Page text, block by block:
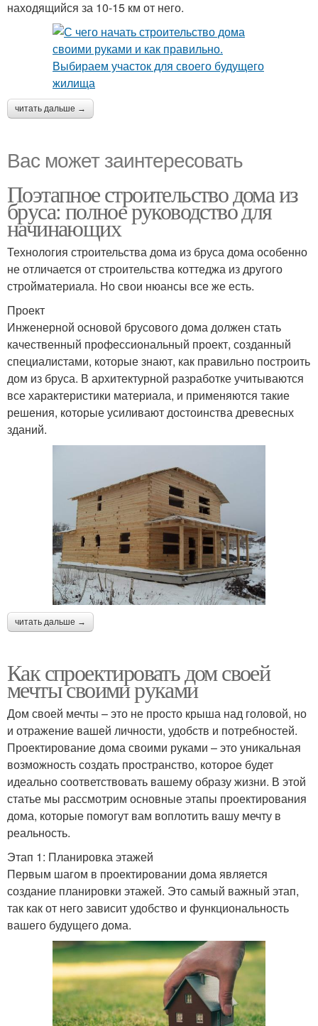
находящийся за 10-15 км от него.
читать дальше →
Вас может заинтересовать
Поэтапное строительство дома из
бруса: полное руководство для
начинающих
Технология строительства дома из бруса дома особенно
не отличается от строительства коттеджа из другого
стройматериала. Но свои нюансы все же есть.
Проект
Инженерной основой брусового дома должен стать
качественный профессиональный проект, созданный
специалистами, которые знают, как правильно построить
дом из бруса. В архитектурной разработке учитываются
все характеристики материала, и применяются такие
решения, которые усиливают достоинства древесных
зданий.
читать дальше →
Как спроектировать дом своей
мечты своими руками
Дом своей мечты – это не просто крыша над головой, но
и отражение вашей личности, удобств и потребностей.
Проектирование дома своими руками – это уникальная
возможность создать пространство, которое будет
идеально соответствовать вашему образу жизни. В этой
статье мы рассмотрим основные этапы проектирования
дома, которые помогут вам воплотить вашу мечту в
реальность.
Этап 1: Планировка этажей
Первым шагом в проектировании дома является
создание планировки этажей. Это самый важный этап,
так как от него зависит удобство и функциональность
вашего будущего дома.